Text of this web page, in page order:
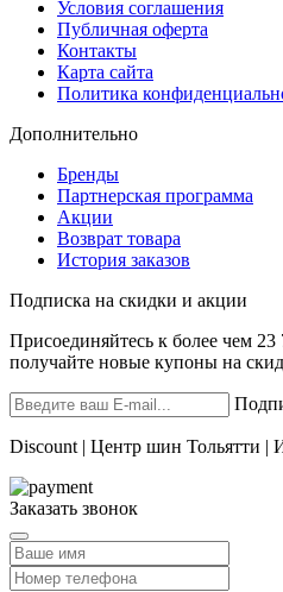
Условия соглашения
Публичная оферта
Контакты
Карта сайта
Политика
Дополнительно
Бренды
Партнерская программа
Акции
Возврат товара
История заказов
Подписка на скидки и акции
Присоединяйтесь к более чем
получайте новые купоны на
Discount | Центр шин Тольятти |
Заказать звонок